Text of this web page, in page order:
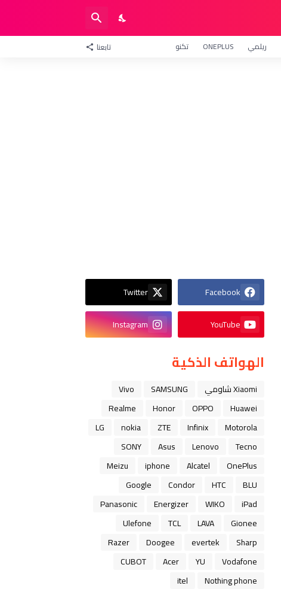
ريلمي ONEPLUS تكنو تابعنا
Facebook
Twitter
YouTube
Instagram
الهواتف الذكية
Xiaomi شاومي SAMSUNG
Vivo
Huawei
OPPO
Honor
Realme
Motorola
Infinix
ZTE
nokia
LG
Tecno
Lenovo
Asus
SONY
OnePlus
Alcatel
iphone
Meizu
BLU
HTC
Condor
Google
iPad
WIKO
Energizer
Panasonic
Gionee
LAVA
TCL
Ulefone
Sharp
evertek
Doogee
Razer
Vodafone
YU
Acer
CUBOT
Nothing phone
itel